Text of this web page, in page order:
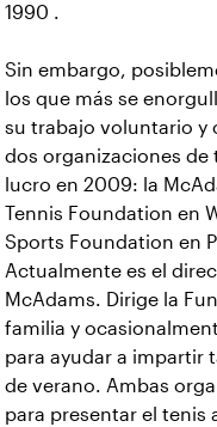
1990 .
Sin embargo,
los que más se
su trabajo voluntario y
dos organizaciones de
lucro en 2009: la
Tennis Foundation en
Sports Foundation en
Actualmente es el
McAdams. Dirige la
familia y
para ayudar a impartir
de verano. Ambas
para presentar el tenis